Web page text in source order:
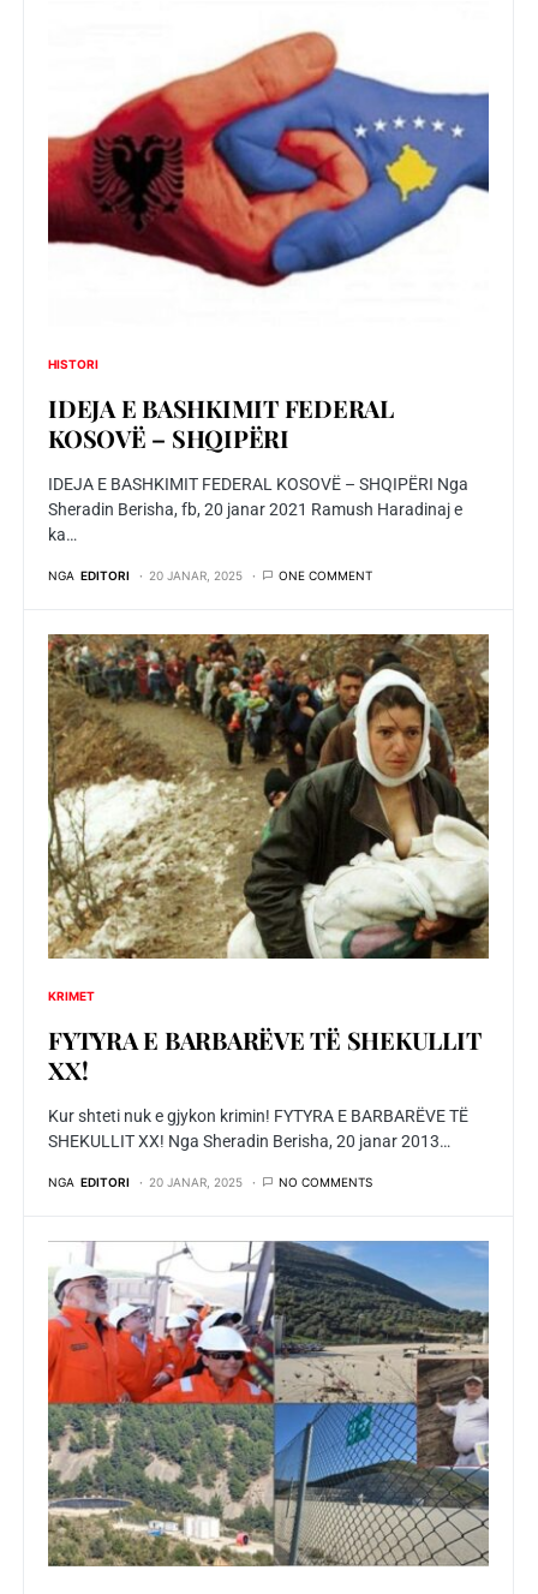
HISTORI
IDEJA E BASHKIMIT FEDERAL
KOSOVË – SHQIPËRI
IDEJA E BASHKIMIT FEDERAL KOSOVË – SHQIPËRI Nga
Sheradin Berisha, fb, 20 janar 2021 Ramush Haradinaj e
ka…
NGA EDITORI 20 JANAR, 2025 ONE COMMENT
KRIMET
FYTYRA E BARBARËVE TË SHEKULLIT
XX!
Kur shteti nuk e gjykon krimin! FYTYRA E BARBARËVE TË
SHEKULLIT XX! Nga Sheradin Berisha, 20 janar 2013…
NGA EDITORI 20 JANAR, 2025 NO COMMENTS